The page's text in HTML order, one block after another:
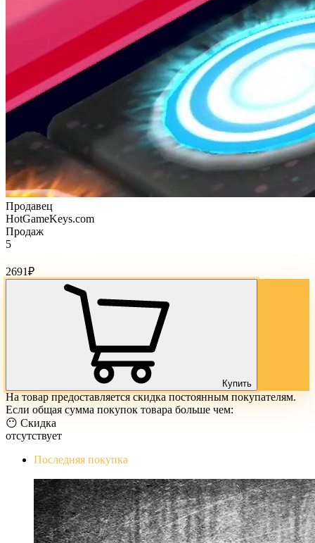
Продавец
HotGameKeys.com
Продаж
5
2691₽
Купить
На товар предоставляется скидка постоянным покупателям.
Если общая сумма покупок товара больше чем:
😶 Скидка
отсутствует
Последняя покупка